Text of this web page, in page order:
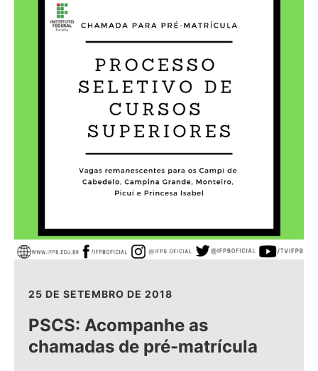
25 DE SETEMBRO DE 2018
PSCS: Acompanhe as
chamadas de pré-matrícula